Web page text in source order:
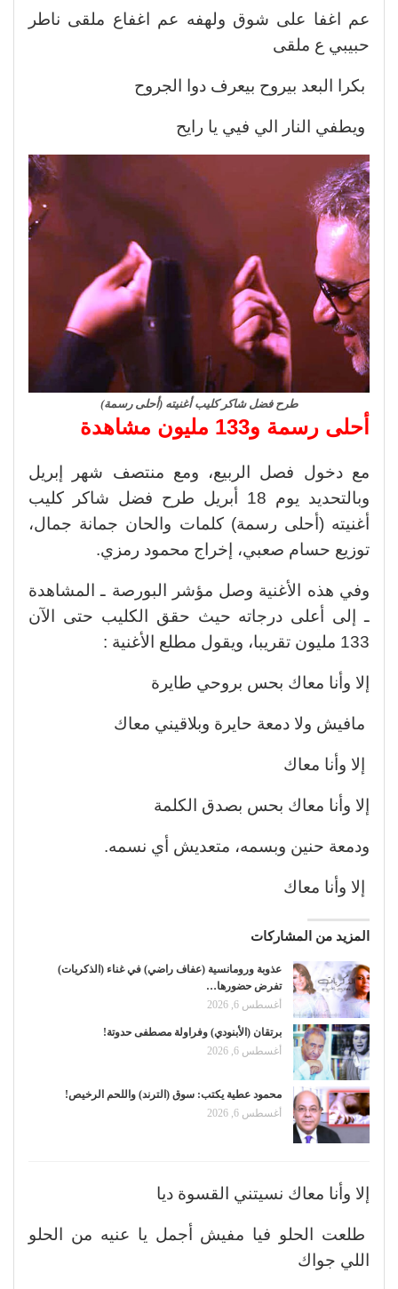
عم اغفا على شوق ولهفه عم اغفاع ملقى ناطر
حبيبي ع ملقى
بكرا البعد بيروح بيعرف دوا الجروح
ويطفي النار الي فيي يا رايح
طرح فضل شاكر كليب أغنيته (أحلى رسمة)
أحلى رسمة و133 مليون مشاهدة
مع دخول فصل الربيع، ومع منتصف شهر إبريل
وبالتحديد يوم 18 أبريل طرح فضل شاكر كليب
أغنيته (أحلى رسمة) كلمات والحان جمانة جمال،
توزيع حسام صعبي، إخراج محمود رمزي.
وفي هذه الأغنية وصل مؤشر البورصة ـ المشاهدة
ـ إلى أعلى درجاته حيث حقق الكليب حتى الآن
133 مليون تقريبا، ويقول مطلع الأغنية :
إلا وأنا معاك بحس بروحي طايرة
مافيش ولا دمعة حايرة وبلاقيني معاك
إلا وأنا معاك
إلا وأنا معاك بحس بصدق الكلمة
ودمعة حنين وبسمه، متعديش أي نسمه.
إلا وأنا معاك
المزيد من المشاركات
عذوبة ورومانسية (عفاف راضي) في غناء (الذكريات)
تفرض حضورها…
أغسطس 6, 2026
برتقان (الأبنودي) وفراولة مصطفى حدوتة!
أغسطس 6, 2026
محمود عطية يكتب: سوق (الترند) واللحم الرخيص!
أغسطس 6, 2026
إلا وأنا معاك نسيتني القسوة ديا
طلعت الحلو فيا مفيش أجمل يا عنيه من الحلو
اللي جواك